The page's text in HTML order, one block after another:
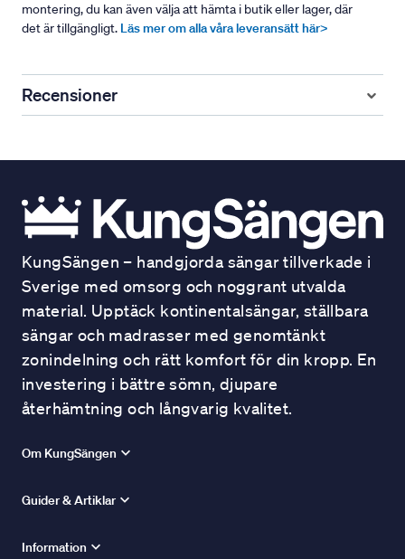
montering, du kan även välja att hämta i butik eller lager, där
det är tillgängligt. Läs mer om alla våra leveransätt här>
Recensioner
KungSängen – handgjorda sängar tillverkade i
Sverige med omsorg och noggrant utvalda
material. Upptäck kontinentalsängar, ställbara
sängar och madrasser med genomtänkt
zonindelning och rätt komfort för din kropp. En
investering i bättre sömn, djupare
återhämtning och långvarig kvalitet.
Om KungSängen
Guider & Artiklar
Information